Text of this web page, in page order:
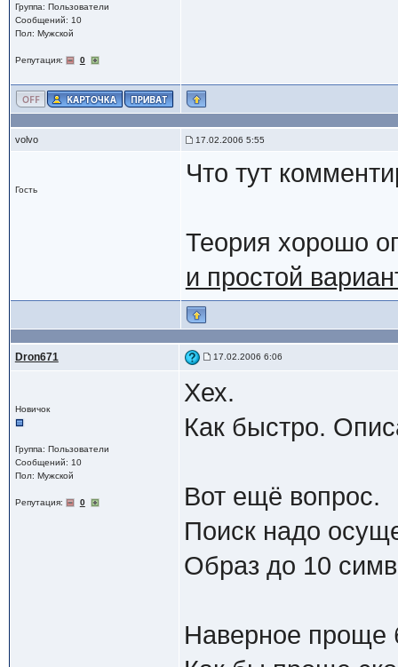
Группа: Пользователи
Сообщений: 10
Пол: Мужской
Репутация: 0
volvo 17.02.2006 5:55
Гость
Что тут
Теория хорошо
и простой
Dron671 17.02.2006 6:06
Новичок
Группа: Пользователи
Сообщений: 10
Пол: Мужской
Репутация: 0
Хех.
Как быстро.
Вот ещё вопрос.
Поиск надо
Образ до 10
Наверное проще